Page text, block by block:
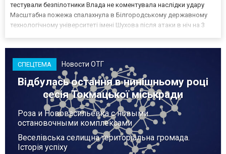
тестували безпілотники Влада не коментувала наслідки удару
Масштабна пожежа спалахнула в Білгородському державному
технологічному університеті імені Шухова після атаки в ніч на 3
СПЕЦТЕМА Новости ОТГ
Відбулась остання в нинішньому році
сесія Токмацької міськради
Роза и Нововасильевка с новыми
остановочными комплексами
Веселівська селищна територіальна громада.
Історія успіху